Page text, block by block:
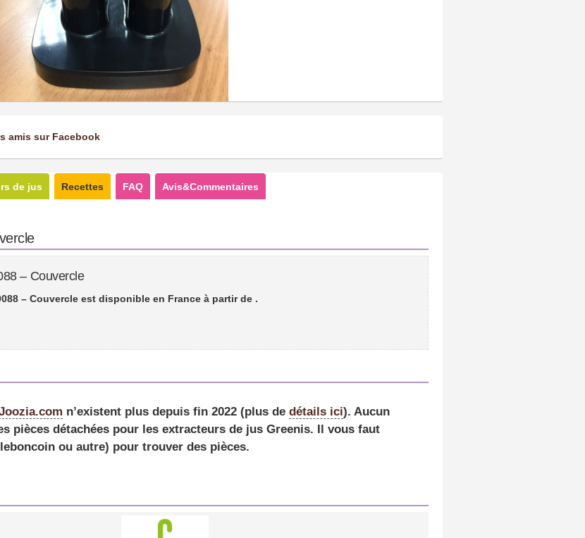
amis sur Facebook
de jus Recettes FAQ Avis&Commentaires
– Couvercle
– Couvercle est disponible en France à partir de .
n’existent plus depuis fin 2022 (plus de détails ici). Aucun
pièces détachées pour les extracteurs de jus Greenis. Il vous faut
ou autre) pour trouver des pièces.